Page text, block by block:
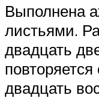
Выполнена
листьями.
двадцать
двадцать